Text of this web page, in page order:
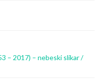
– 2017) – nebeski slikar /